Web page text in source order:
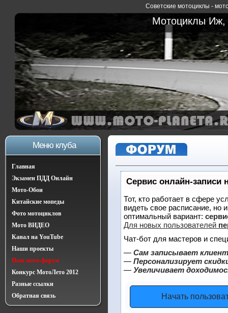
Советские мотоциклы -
Мотоциклы Иж,
Меню клуба
Главная
Экзамен ПДД Онлайн
Мото-Обои
Китайские мопеды
Фото мотоциклов
Мото ВИДЕО
Канал на YouTube
Наши проекты
Наш мото-форум
Конкурс МотоЛето 2012
Разные ссылки
Обратная связь
Сервис онлайн-записи
Тот, кто работает в сфере
видеть свое расписание,
оптимальный вариант:
Для новых пользователей
Чат-бот для мастеров и
— Сам записывает
— Персонализирует
— Увеличивает
Начать